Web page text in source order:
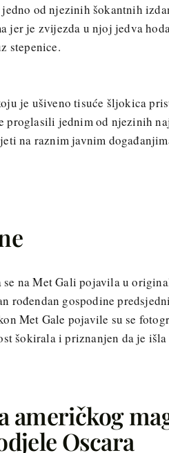
od njezinih šokantnih
jer je zvijezda u njoj jedva
stepenice.
je ušiveno tisuće šljokica
proglasili jednim od njezinih
na raznim javnim
se na Met Gali pojavila u
rođendan gospodine
Met Gale pojavile su se
šokirala i priznanjen da je
američkog
Oscara